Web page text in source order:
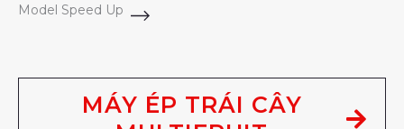
Model Speed Up
MÁY ÉP TRÁI CÂY